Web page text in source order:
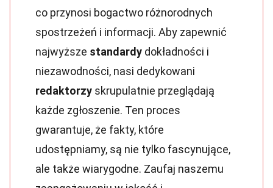
co przynosi bogactwo różnorodnych
spostrzeżeń i informacji. Aby zapewnić
najwyższe standardy dokładności i
niezawodności, nasi dedykowani
redaktorzy skrupulatnie przeglądają
każde zgłoszenie. Ten proces
gwarantuje, że fakty, które
udostępniamy, są nie tylko fascynujące,
ale także wiarygodne. Zaufaj naszemu